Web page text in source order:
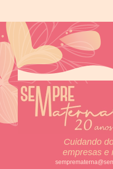
Cuidando
empresas e